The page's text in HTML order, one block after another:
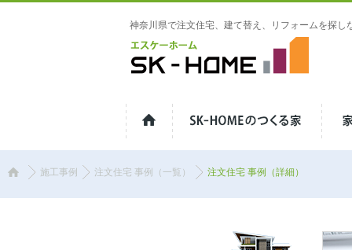
神奈川県で注文住宅、建て替え、リフォームを探し
ホ
施工事例 注文住宅 事例（一覧） 注文住宅 事例（詳細）